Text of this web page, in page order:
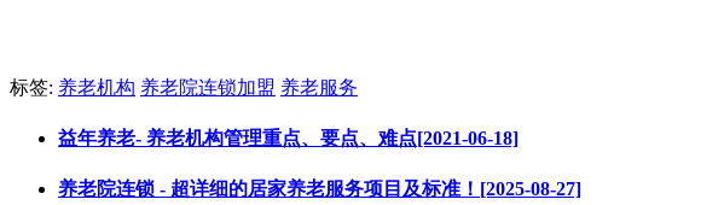
标签: 养老机构 养老院连锁加盟 养老服务
益年养老- 养老机构管理重点、要点、难点[2021-06-18]
养老院连锁 - 超详细的居家养老服务项目及标准！[2025-08-27]